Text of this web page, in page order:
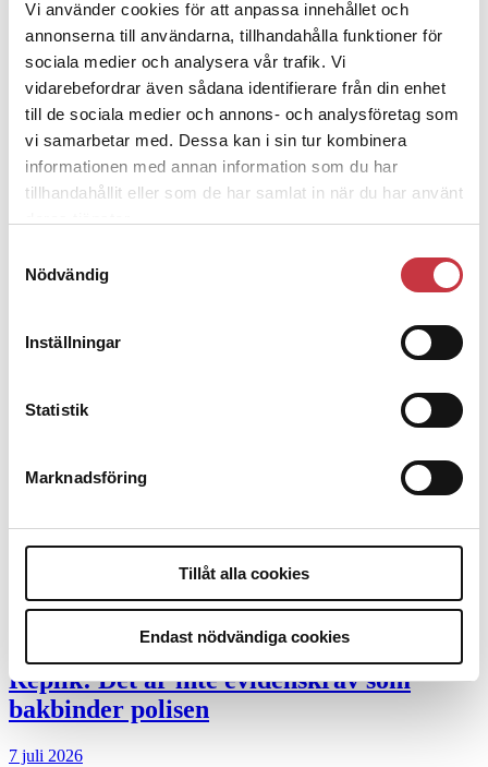
Vi använder cookies för att anpassa innehållet och
annonserna till användarna, tillhandahålla funktioner för
sociala medier och analysera vår trafik. Vi
vidarebefordrar även sådana identifierare från din enhet
till de sociala medier och annons- och analysföretag som
vi samarbetar med. Dessa kan i sin tur kombinera
informationen med annan information som du har
tillhandahållit eller som de har samlat in när du har använt
Nödvändig
Inställningar
Statistik
Marknadsföring
Tillåt alla cookies
Endast nödvändiga cookies
polisaspiranter underkänns på
godtyckliga grunder
1 juni 2026
Jens Mårtensson:Snart 20 år i tjänst – nu
ska han lära sig grunderna
4 juni 2026
Polisregionen erkänner fel: ”Kommer att
Mobilannons
9 juli 2026
Slutreplik:Det handlar om
kunskapsstyrning – inte om forskarnas
Replik:Det är inte evidenskrav som
bakbinder polisen
7 juli 2026